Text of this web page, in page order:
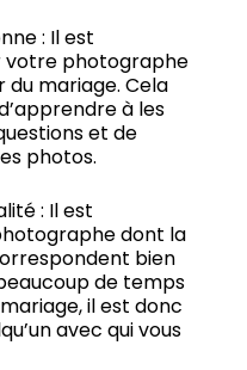
: Il est
photographe
du mariage. Cela
à les
et de
photos.
: Il est
dont la
bien
de temps
il est donc
avec qui vous